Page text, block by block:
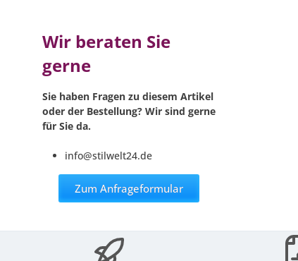
Wir beraten Sie
gerne
Sie haben Fragen zu diesem Artikel
oder der Bestellung? Wir sind gerne
für Sie da.
info@stilwelt24.de
Zum Anfrageformular